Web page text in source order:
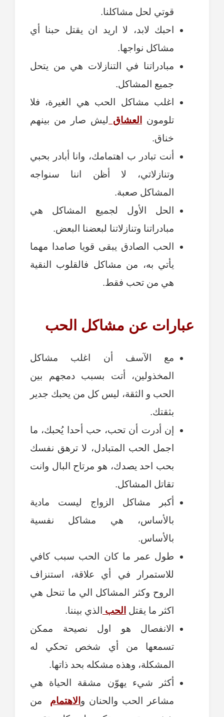
قوتي لحل مشاكلنا.
احبك لابد، لا اريد ان يقتل حبنا أي
مشاكل نواجها.
مبادراتنا في التنازلات هي من يتحل
جميع المشاكل.
اغلب مشاكل الحب هي الغيرة، فلا
تلومون
العشاق ليش صار من بينهم
خناق.
أنت تبادر ب اهتمامك، وانا أبادر بحبي
وتنازلاتي، لا أظن اننا سنواجه
المشاكل صعبة.
الحل الأول لجميع المشاكل هي
مبادراتنا وتنازلاتنا لبعضنا البعض.
الحب الصادق يبقى قويا صامدا مهما
يأتي به، من مشاكل فالقلوب النقية
هي من تحب فقط.
عبارات عن مشاكل الحب
مع الآسف أن اغلب مشاكل
المخذولين، أتت بسبب دمجهم بين
الحب و الثقة، ليس كل من يحبك جدير
بثقتك.
إن أدرت أن تحب، حب أحدا يُحبك، ما
اجمل الحب المتبادل، لا ترهق نفسك
بحب احد يصدك، هو مرتاح البال وانت
تقاتل المشاكل.
أكبر مشاكل الزواج ليست مادية
بالأساس، هي مشاكل نفسية
بالأساس.
طول عمر ما كان الحب سبب كافي
للاستمرار في أي علاقة، استنزاف
الروح وكثر المشاكل الي ما تنحل هي
اكثر ما يقتل الحب
الذي بيننا.
الانفصال هو اول نصيحة ممكن
تسمعها من أي شخص تحكي له
المشكلة، وهذه مشكله بحد ذاتها.
أكثر شيء يهوّن مشقة الحياة هي
مشاعر الحب والحنان و الاهتمام من